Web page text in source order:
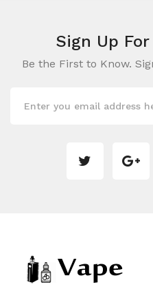
Sign Up For
Be the First to Know.